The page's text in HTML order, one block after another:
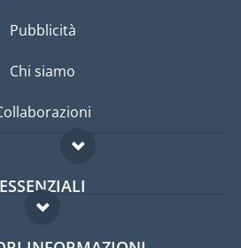
Pubblicità
Chi siamo
ESSENZIALI
per expat